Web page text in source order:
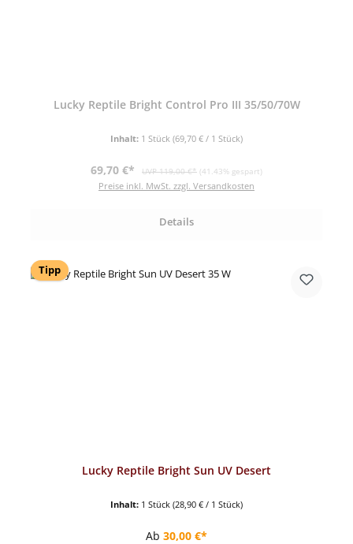
Lucky Reptile Bright Control Pro III 35/50/70W
Inhalt: 1 Stück (69,70 € / 1 Stück)
Verkaufspreis:
69,70 €* Regulärer Preis:
UVP 119,00 €* (41.43% gespart)
Preise inkl. MwSt. zzgl. Versandkosten
Details
Tipp
Lucky Reptile Bright Sun UV Desert
Inhalt: 1 Stück (28,90 € / 1 Stück)
Regulärer Preis:
Ab 30,00 €*